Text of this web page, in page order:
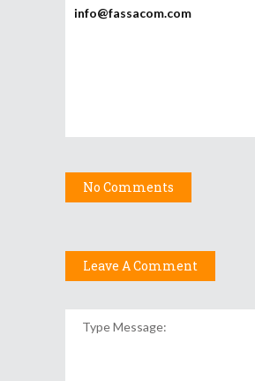
info@fassacom.com
No Comments
Leave A Comment